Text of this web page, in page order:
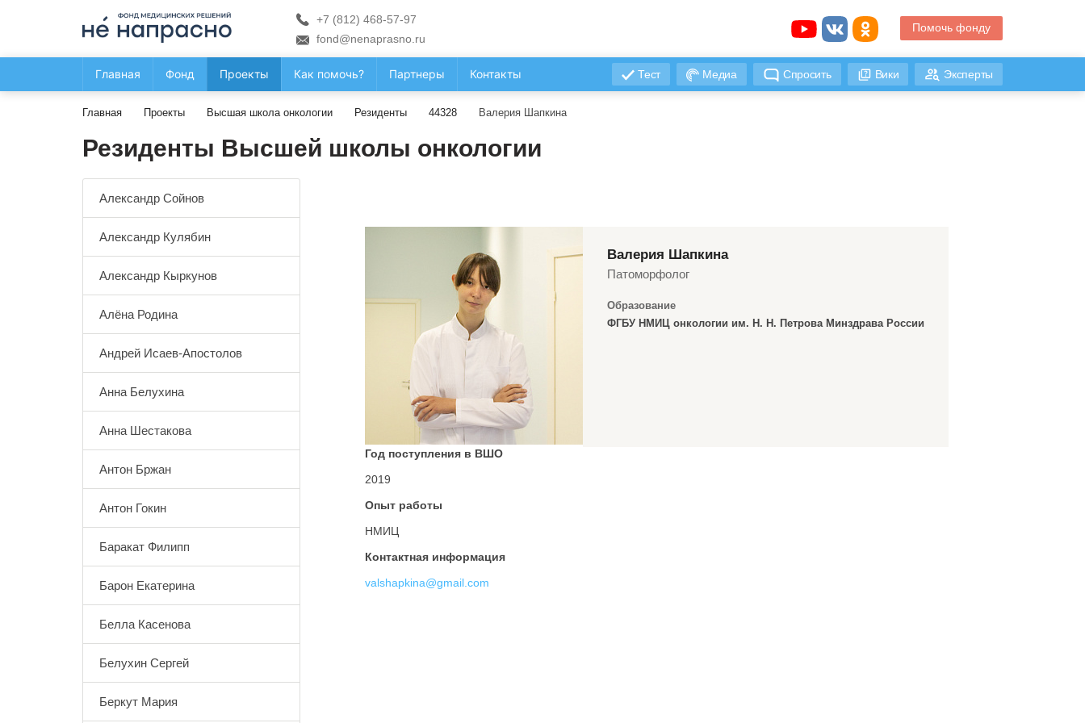
+7 (812) 468-57-97
fond@nenaprasno.ru
Помочь фонду
Главная Фонд Проекты Как помочь? Партнеры Контакты Тест Медиа Спросить Вики Эксперты
Главная Проекты Высшая школа онкологии Резиденты 44328 Валерия Шапкина
Резиденты Высшей школы онкологии
Александр Сойнов
Александр Кулябин
Александр Кыркунов
Алёна Родина
Андрей Исаев-Апостолов
Анна Белухина
Анна Шестакова
Антон Бржан
Антон Гокин
Баракат Филипп
Барон Екатерина
Белла Касенова
Белухин Сергей
Беркут Мария
Валерия Шапкина
Патоморфолог
Образование
ФГБУ НМИЦ онкологии им. Н. Н. Петрова Минздрава России
Год поступления в ВШО
2019
Опыт работы
НМИЦ
Контактная информация
valshapkina@gmail.com